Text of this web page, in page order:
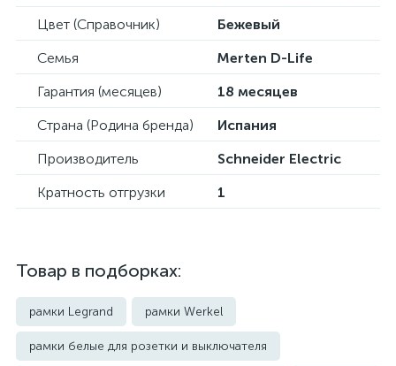
Цвет (Справочник)
Бежевый
Семья
Merten D-Life
Гарантия (месяцев)
18 месяцев
Страна (Родина бренда)
Испания
Производитель
Schneider Electric
Кратность отгрузки
1
Товар в подборках:
рамки Legrand рамки Werkel
рамки белые для розетки и выключателя